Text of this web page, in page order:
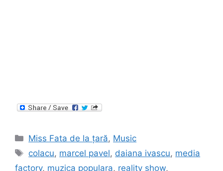
Categories
Miss Fata de la țară, Music
Tags
colacu, marcel pavel, daiana ivascu, media
factory, muzica populara, reality show,